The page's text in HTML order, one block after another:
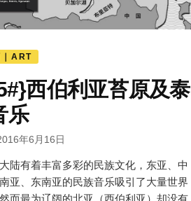
｜ART
西伯利亚苔原及泰
乐
年6月16日
陆有着丰富多彩的民族文化，东亚、中
亚、东南亚的民族音乐吸引了大量世界
而最为辽阔的北亚（西伯利亚）却没有